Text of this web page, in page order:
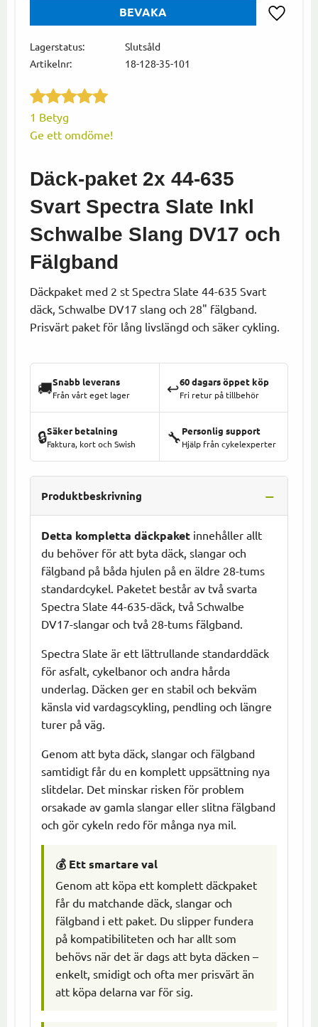
BEVAKA
Lagerstatus
Slutsåld
Artikelnr
18-128-35-101
1 Betyg
Ge ett omdöme!
Däck-paket 2x 44-635
Svart Spectra Slate Inkl
Schwalbe Slang DV17 och
Fälgband
Däckpaket med 2 st Spectra Slate 44-635 Svart
däck, Schwalbe DV17 slang och 28" fälgband.
Prisvärt paket för lång livslängd och säker cykling.
🚚Snabb leverans
Från vårt eget lager ↩️60 dagars öppet köp
Fri retur på tillbehör
🔒Säker betalning
Faktura, kort och Swish 🔧Personlig support
Hjälp från cykelexperter
Produktbeskrivning
Detta kompletta däckpaket innehåller allt
du behöver för att byta däck, slangar och
fälgband på båda hjulen på en äldre 28-tums
standardcykel. Paketet består av två svarta
Spectra Slate 44-635-däck, två Schwalbe
DV17-slangar och två 28-tums fälgband.
Spectra Slate är ett lättrullande standarddäck
för asfalt, cykelbanor och andra hårda
underlag. Däcken ger en stabil och bekväm
känsla vid vardagscykling, pendling och längre
turer på väg.
Genom att byta däck, slangar och fälgband
samtidigt får du en komplett uppsättning nya
slitdelar. Det minskar risken för problem
orsakade av gamla slangar eller slitna fälgband
och gör cykeln redo för många nya mil.
💰 Ett smartare val
Genom att köpa ett komplett däckpaket
får du matchande däck, slangar och
fälgband i ett paket. Du slipper fundera
på kompatibiliteten och har allt som
behövs när det är dags att byta däcken –
enkelt, smidigt och ofta mer prisvärt än
att köpa delarna var för sig.